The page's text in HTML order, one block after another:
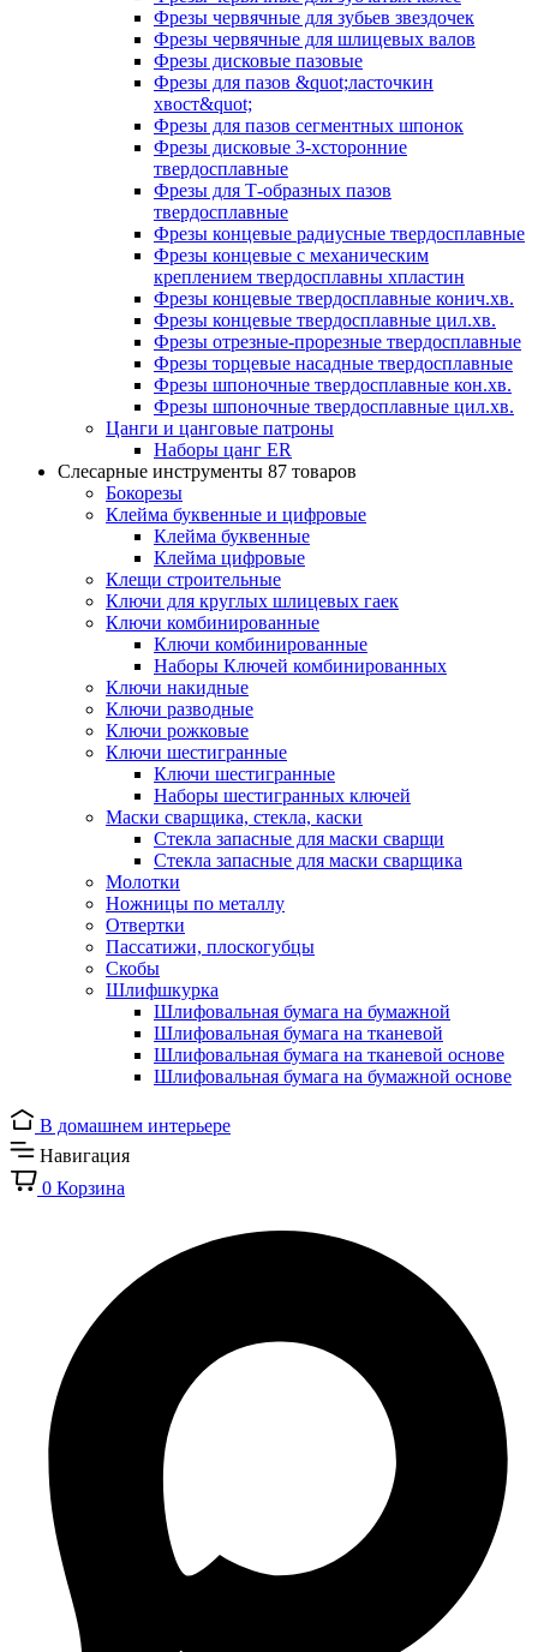
Фрезы червячные для зубьев звездочек
Фрезы червячные для шлицевых валов
Фрезы дисковые пазовые
Фрезы для пазов &quot;ласточкин
хвост&quot;
Фрезы для пазов сегментных шпонок
Фрезы дисковые 3-хсторонние
твердосплавные
Фрезы для Т-образных пазов
твердосплавные
Фрезы концевые радиусные твердосплавные
Фрезы концевые с механическим
креплением твердосплавны хпластин
Фрезы концевые твердосплавные конич.хв.
Фрезы концевые твердосплавные цил.хв.
Фрезы отрезные-прорезные твердосплавные
Фрезы торцевые насадные твердосплавные
Фрезы шпоночные твердосплавные кон.хв.
Фрезы шпоночные твердосплавные цил.хв.
Цанги и цанговые патроны
Наборы цанг ER
Слесарные инструменты 87 товаров
Бокорезы
Клейма буквенные и цифровые
Клейма буквенные
Клейма цифровые
Клещи строительные
Ключи для круглых шлицевых гаек
Ключи комбинированные
Ключи комбинированные
Наборы Ключей комбинированных
Ключи накидные
Ключи разводные
Ключи рожковые
Ключи шестигранные
Ключи шестигранные
Наборы шестигранных ключей
Маски сварщика, стекла, каски
Стекла запасные для маски сварщи
Стекла запасные для маски сварщика
Молотки
Ножницы по металлу
Отвертки
Пассатижи, плоскогубцы
Скобы
Шлифшкурка
Шлифовальная бумага на бумажной
Шлифовальная бумага на тканевой
Шлифовальная бумага на тканевой основе
Шлифовальная бумага на бумажной основе
В домашнем интерьере
Навигация
0 Корзина